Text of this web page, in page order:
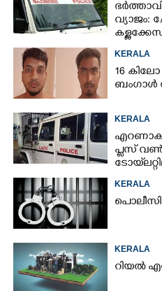
വ്യാജം:
KERALA
16
ബംഗാൾ
KERALA
പ്ലസ് വൺ
KERALA
KERALA
റിയൽ